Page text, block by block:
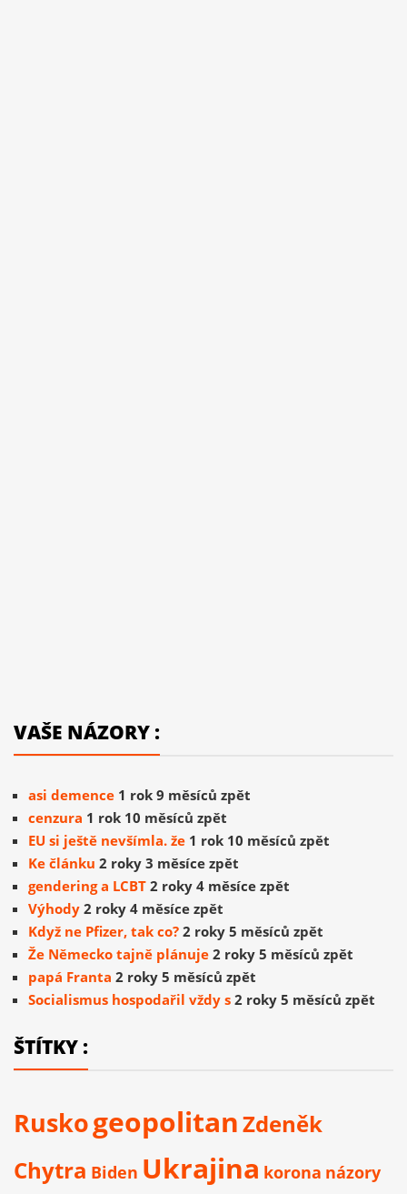
VAŠE NÁZORY :
asi demence 1 rok 9 měsíců zpět
cenzura 1 rok 10 měsíců zpět
EU si ještě nevšímla. že 1 rok 10 měsíců zpět
Ke článku 2 roky 3 měsíce zpět
gendering a LCBT 2 roky 4 měsíce zpět
Výhody 2 roky 4 měsíce zpět
Když ne Pfizer, tak co? 2 roky 5 měsíců zpět
Že Německo tajně plánuje 2 roky 5 měsíců zpět
papá Franta 2 roky 5 měsíců zpět
Socialismus hospodařil vždy s 2 roky 5 měsíců zpět
ŠTÍTKY :
RuskogeopolitanZdeněk
Chytra Biden Ukrajina korona názory